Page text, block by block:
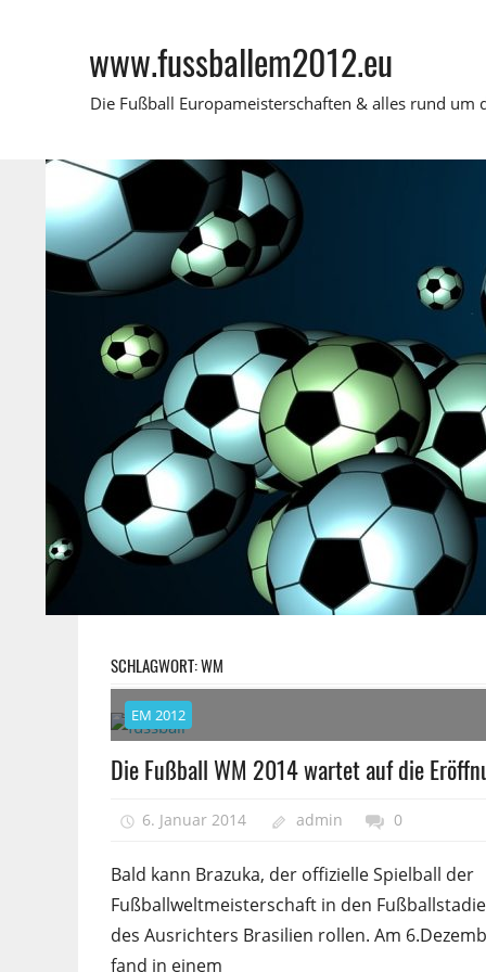
www.fussballem2012.eu
Die Fußball Europameisterschaften & alles rund um
SCHLAGWORT:WM
EM 2012
Die Fußball WM 2014 wartet auf die
6. Januar 2014 admin 0
Bald kann Brazuka, der offizielle Spielball der
Fußballweltmeisterschaft in den
des Ausrichters Brasilien rollen. Am
fand in einem